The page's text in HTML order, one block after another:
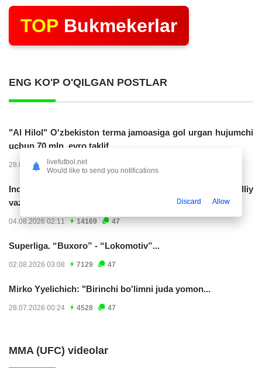
TOP Bukmekerlar
ENG KO'P O'QILGAN POSTLAR
"Al Hilol" O'zbekiston terma jamoasiga gol urgan hujumchi
uchun 70 mln. evro taklif...
28.07.2026 01:56 17306
Indoneziya prezidenti JCH-2030ga chiqishni umummilliy
vazifa deb...
04.08.2026 02:11 14169 47
Superliga. “Buxoro” - “Lokomotiv”...
02.08.2026 03:08 7129 47
Mirko Yyelichich: "Birinchi bo'limni juda yomon...
28.07.2026 00:24 4528 47
MMA (UFC) videolar
livefutbol.net
Would like to send you notifications
Discard Allow